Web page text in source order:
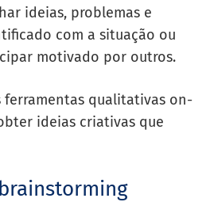
ideias, problemas e
com a situação ou
motivado por outros.
ferramentas qualitativas on-
ideias criativas que